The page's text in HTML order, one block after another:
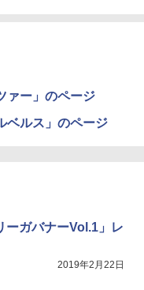
S.H.フィギュアー
GHOST IN THE SHE
PVC&ABS製 塗
ュア
ガチャガチャ コレク
レクター・誕生日・
ル
ァー」のページ
ベルス」のページ
ーガバナーVol.1」レ
2019年2月22日